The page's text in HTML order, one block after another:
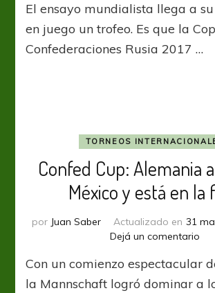
El ensayo mundialista llega a
en juego un trofeo. Es que la
Confederaciones Rusia 2017 …
TORNEOS
Confed Cup: Alemania
México y está en la
por Juan Saber Actualizado en 31
Dejá un comentario
Con un comienzo espectacular
la Mannschaft logró dominar a